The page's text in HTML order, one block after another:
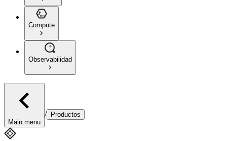
Compute
Observabilidad
Main menu
/ Productos